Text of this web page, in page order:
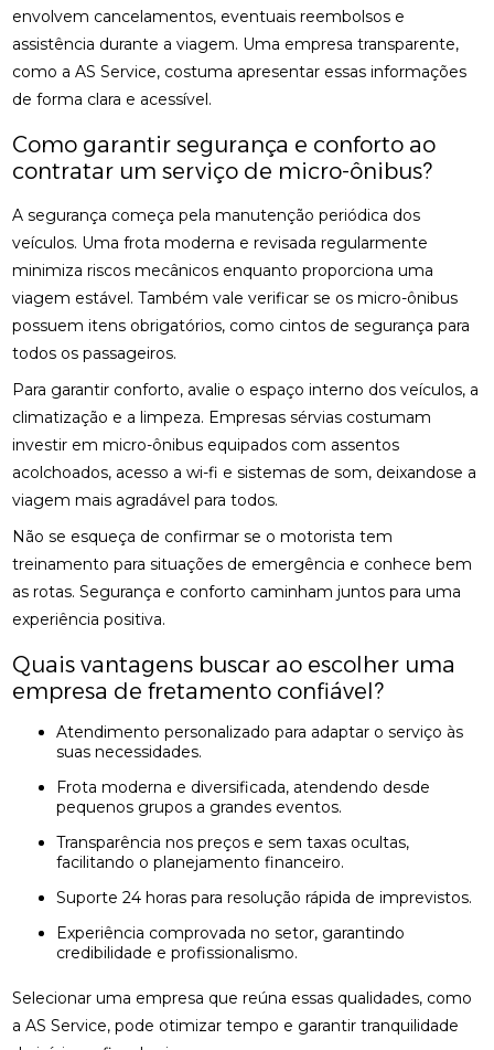
envolvem cancelamentos, eventuais reembolsos e
assistência durante a viagem. Uma empresa transparente,
como a AS Service, costuma apresentar essas informações
de forma clara e acessível.
Como garantir segurança e conforto ao
contratar um serviço de micro-ônibus?
A segurança começa pela manutenção periódica dos
veículos. Uma frota moderna e revisada regularmente
minimiza riscos mecânicos enquanto proporciona uma
viagem estável. Também vale verificar se os micro-ônibus
possuem itens obrigatórios, como cintos de segurança para
todos os passageiros.
Para garantir conforto, avalie o espaço interno dos veículos, a
climatização e a limpeza. Empresas sérvias costumam
investir em micro-ônibus equipados com assentos
acolchoados, acesso a wi-fi e sistemas de som, deixandose a
viagem mais agradável para todos.
Não se esqueça de confirmar se o motorista tem
treinamento para situações de emergência e conhece bem
as rotas. Segurança e conforto caminham juntos para uma
experiência positiva.
Quais vantagens buscar ao escolher uma
empresa de fretamento confiável?
Atendimento personalizado para adaptar o serviço às
suas necessidades.
Frota moderna e diversificada, atendendo desde
pequenos grupos a grandes eventos.
Transparência nos preços e sem taxas ocultas,
facilitando o planejamento financeiro.
Suporte 24 horas para resolução rápida de imprevistos.
Experiência comprovada no setor, garantindo
credibilidade e profissionalismo.
Selecionar uma empresa que reúna essas qualidades, como
a AS Service, pode otimizar tempo e garantir tranquilidade